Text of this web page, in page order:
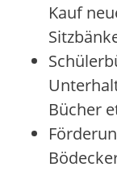
Kauf
Bücher